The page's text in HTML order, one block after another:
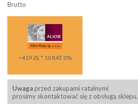
Brutto
~419 ZŁ * 10 RAT 0%
Uwaga przed zakupami ratalnymi
prosimy skontaktować się z obsługą sklepu.